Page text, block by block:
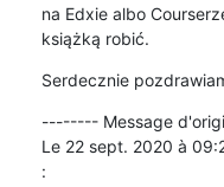
na Edxie albo
książką robić.
Serdecznie
-------- Message
Le 22 sept. 2020 à
: